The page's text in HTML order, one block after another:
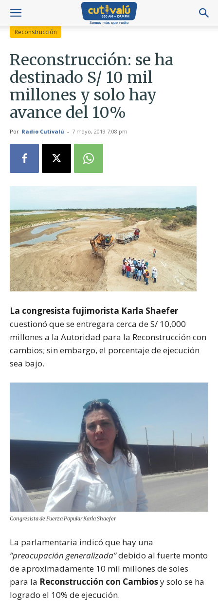
Reconstrucción
Reconstrucción: se ha
destinado S/ 10 mil
millones y solo hay
avance del 10%
Por Radio Cutivalú - 7 mayo, 2019 7:08 pm
La congresista fujimorista Karla Shaefer
cuestionó que se entregara cerca de S/ 10,000
millones a la Autoridad para la Reconstrucción con
cambios; sin embargo, el porcentaje de ejecución
sea bajo.
Congresista de Fuerza Popular Karla Shaefer
La parlamentaria indicó que hay una
“preocupación generalizada”debido al fuerte monto
de aproximadamente 10 mil millones de soles
para la Reconstrucción con Cambiosy solo se ha
logrado el 10% de ejecución.